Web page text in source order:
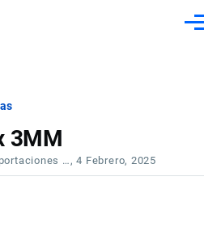
3MM
…, 4 Febrero, 2025